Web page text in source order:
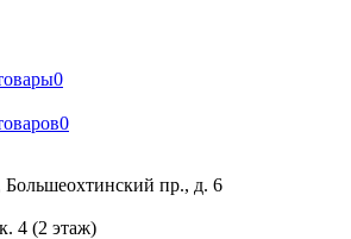
0
0
Большеохтинский пр., д. 6
4 (2 этаж)